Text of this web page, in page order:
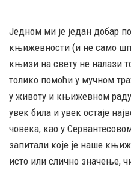
Једном ми је један добар
књижевности (и не само
књизи на свету не налази
толико помоћи у мучном
у животу и књижевном
увек била и увек остаје
човека, као у
запитали које је наше
исто или слично значење,